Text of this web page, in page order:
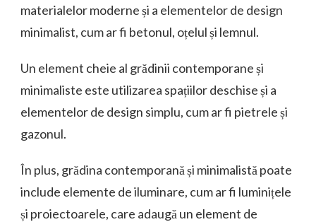
materialelor moderne și a elementelor de design
minimalist, cum ar fi betonul, oțelul și lemnul.
Un element cheie al grădinii contemporane și
minimaliste este utilizarea spațiilor deschise și a
elementelor de design simplu, cum ar fi pietrele și
gazonul.
În plus, grădina contemporană și minimalistă poate
include elemente de iluminare, cum ar fi luminițele
și proiectoarele, care adaugă un element de